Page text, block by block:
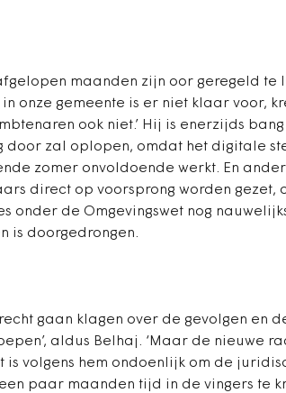
maanden zijn oor geregeld te
onze gemeente is er niet klaar voor,
ook niet.’ Hij is enerzijds
door zal oplopen, omdat het digitale
zomer onvoldoende werkt. En
direct op voorsprong worden gezet,
onder de Omgevingswet nog
is doorgedrongen.
gaan klagen over de gevolgen en
aldus Belhaj. ‘Maar de nieuwe
is volgens hem ondoenlijk om de
paar maanden tijd in de vingers te